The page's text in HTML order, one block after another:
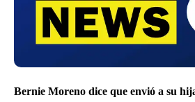
Bernie Moreno dice que envió a su